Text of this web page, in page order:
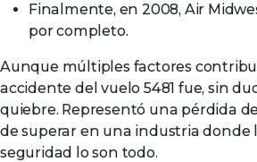
Finalmente, en 2008, Air
por completo.
Aunque múltiples factores
accidente del vuelo 5481 fue, sin
quiebre. Representó una pérdida
de superar en una industria donde
seguridad lo son todo.